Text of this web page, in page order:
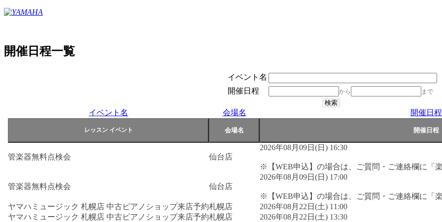
開催日程一覧
イベント名
開催日程
から まで
イベント名 会場名
開催日程
管楽器無料点検会 仙台店
2026年08月09日(日) 16:30
※【WEB申込】の場合は、ご質問・ご連絡欄に「
管楽器無料点検会 仙台店
2026年08月09日(日) 17:00
※【WEB申込】の場合は、ご質問・ご連絡欄に「
ヤマハミュージック 札幌店 中古ピアノショップ来店予約札幌店 2026年08月22日(土) 11:00
ヤマハミュージック 札幌店 中古ピアノショップ来店予約札幌店 2026年08月22日(土) 13:30